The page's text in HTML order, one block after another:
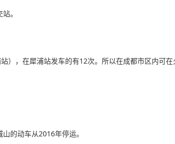
。
，在犀浦站发车的有12次。所以在成都市区内可
的动车从2016年停运。